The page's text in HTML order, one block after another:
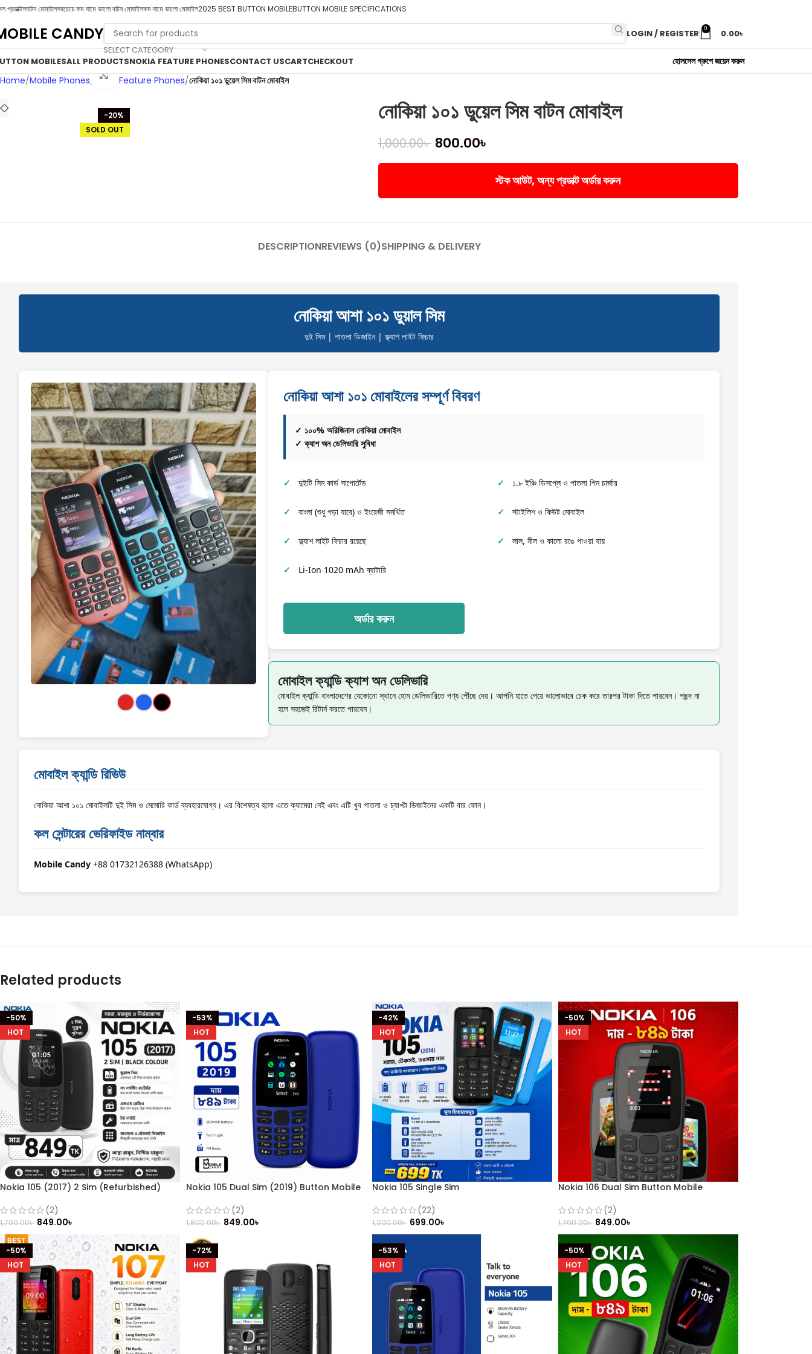
প্রডাক্টসবাটন মোবাইলসবচেয়ে কম দামে ভালো বাটন মোবাইলকম দামে ভালো মোবাইল2025 BEST BUTTON MOBILEBUTTON MOBILE SPECIFICATIONS
CANDY
SELECT CATEGORY
LOGIN / REGISTER 0 0.00৳
MOBILESALL PRODUCTSNOKIA FEATURE PHONESCONTACT USCARTCHECKOUT
হোলসেল গ্রুপে জয়েন করুন
Home Mobile Phones Nokia Feature Phones নোকিয়া ১০১ ডুয়েল সিম বাটন মোবাইল
-20%
SOLD OUT
Click to enlarge
নোকিয়া ১০১ ডুয়েল সিম বাটন মোবাইল
1,000.00৳ 800.00৳
স্টক আউট, অন্য প্রডাক্ট অর্ডার করুন
DESCRIPTIONREVIEWS (0)SHIPPING & DELIVERY
নোকিয়া আশা ১০১ ডুয়াল সিম
দুই সিম | পাতলা ডিজাইন | ফ্ল্যাশ লাইট ফিচার
নোকিয়া আশা ১০১ মোবাইলের সম্পূর্ণ বিবরণ
✓ ১০০% অরিজিনাল নোকিয়া মোবাইল
✓ ক্যাশ অন ডেলিভারি সুবিধা
দুইটি সিম কার্ড সাপোর্টেড ১.৮ ইঞ্চি ডিসপ্লে ও পাতলা পিন চার্জার
বাংলা (শুধু পড়া যাবে) ও ইংরেজী সমর্থিত স্টাইলিশ ও কিউট মোবাইল
ফ্ল্যাশ লাইট ফিচার রয়েছে লাল, নীল ও কালো রঙে পাওয়া যায়
Li-Ion 1020 mAh ব্যাটারি
অর্ডার করুন
মোবাইল ক্যান্ডি ক্যাশ অন ডেলিভারি
মোবাইল ক্যান্ডি বাংলাদেশের যেকোনো স্থানে হোম ডেলিভারিতে পণ্য পৌঁছে দেয়। আপনি হাতে পেয়ে ভালোভাবে চেক করে তারপর টাকা দিতে পারবেন। পছন্দ না
হলে সহজেই রিটার্ন করতে পারবেন।
মোবাইল ক্যান্ডি রিভিউ
নোকিয়া আশা ১০১ মোবাইলটি দুই সিম ও মেমোরি কার্ড ব্যবহারযোগ্য। এর বিশেষত্ব হলো এতে ক্যামেরা নেই এবং এটি খুব পাতলা ও চ্যাপ্টা ডিজাইনের একটি বার ফোন।
কল সেন্টারের ভেরিফাইড নাম্বার
Mobile Candy +88 01732126388 (WhatsApp)
Related products
-50%
HOT
Nokia 105 (2017) 2 Sim (Refurbished)
(2)
1,700.00৳ 849.00৳
-53%
HOT
Nokia 105 Dual Sim (2019) Button Mobile
(2)
1,800.00৳ 849.00৳
-42%
HOT
Nokia 105 Single Sim
(22)
1,200.00৳ 699.00৳
-50%
HOT
Nokia 106 Dual Sim Button Mobile
(2)
1,700.00৳ 849.00৳
-50%
HOT
-72%
HOT
-53%
HOT
-50%
HOT